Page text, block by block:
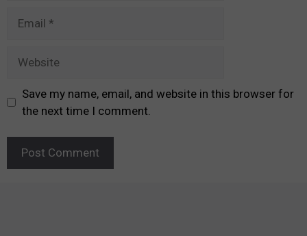
Save my name, email, and website in this browser for
the next time I comment.